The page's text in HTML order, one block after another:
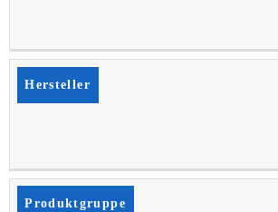
Hersteller
Produktgruppe